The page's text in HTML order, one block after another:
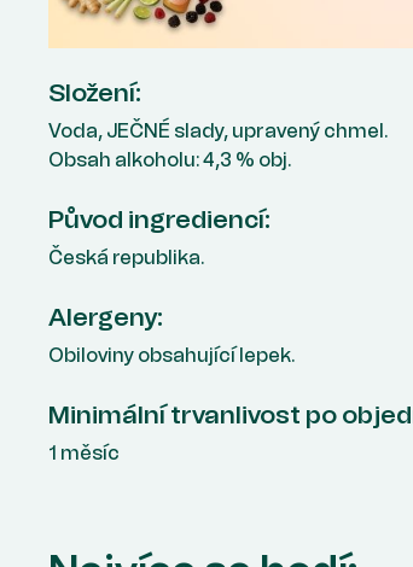
Složení:
Voda, JEČNÉ slady, upravený chmel.
Obsah alkoholu: 4,3 % obj.
Původ ingrediencí:
Česká republika.
Alergeny:
Obiloviny obsahující lepek.
Minimální trvanlivost po
1 měsíc